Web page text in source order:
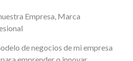
Empresa, Marca
de negocios de mi empresa